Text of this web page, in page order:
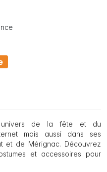
univers de la fête et du
mais aussi dans ses
et de Mérignac. Découvrez
et accessoires pour